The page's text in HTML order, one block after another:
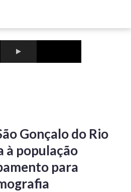
Gonçalo do Rio
à população
para